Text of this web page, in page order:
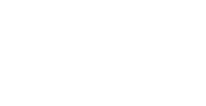
Leben wirklich wichtig ist.” –